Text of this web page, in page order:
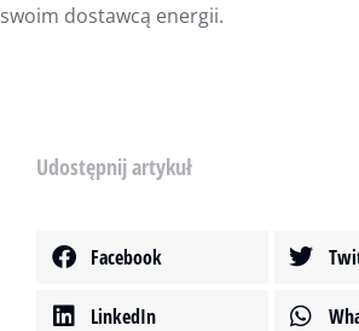
swoim dostawcą energii.
Udostępnij artykuł
Facebook
LinkedIn